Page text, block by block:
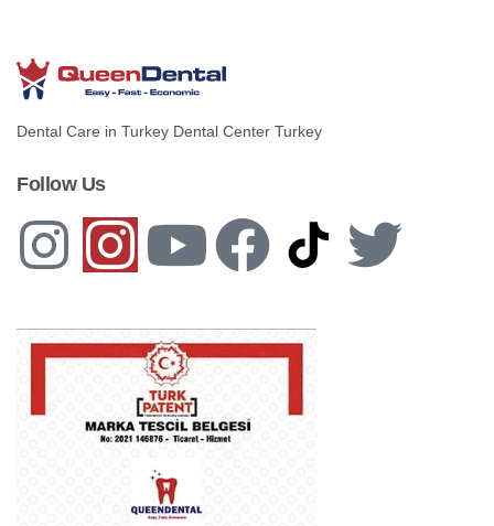
Dental Care in Turkey Dental Center Turkey
Follow Us